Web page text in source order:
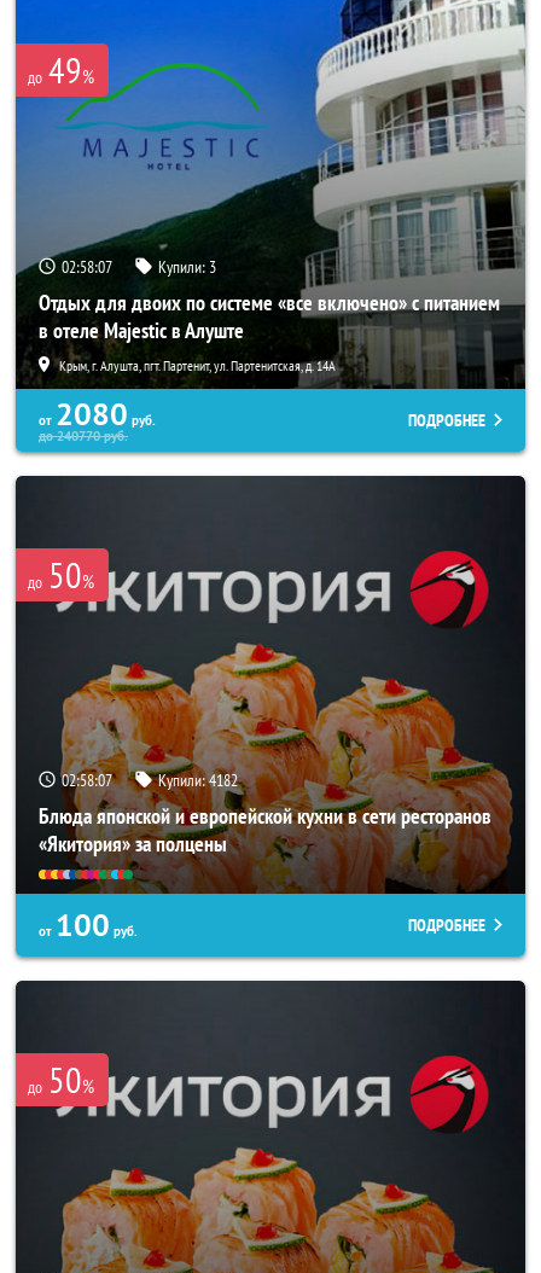
до 49%
02:58:03 Купили: 3
Отдых для двоих по системе «все включено» с питанием
в отеле Majestic в Алуште
Крым, г. Алушта, пгт. Партенит, ул. Партенитская, д. 14А
от 2080 руб.
до240770руб.
ПОДРОБНЕЕ
до 50%
02:58:03 Купили:4182
Блюда японской и европейской кухни в сети ресторанов
«Якитория» за полцены
от 100 руб. ПОДРОБНЕЕ
до 50%